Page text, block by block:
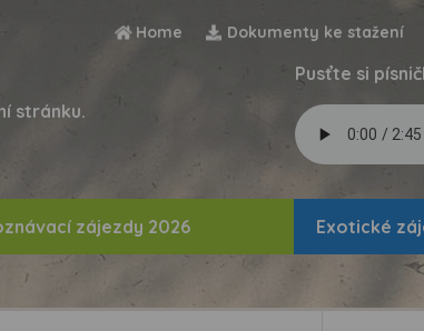
Home Dokumenty ke stažení
stránku.
Pusťte si
zájezdy 2026 Exotické